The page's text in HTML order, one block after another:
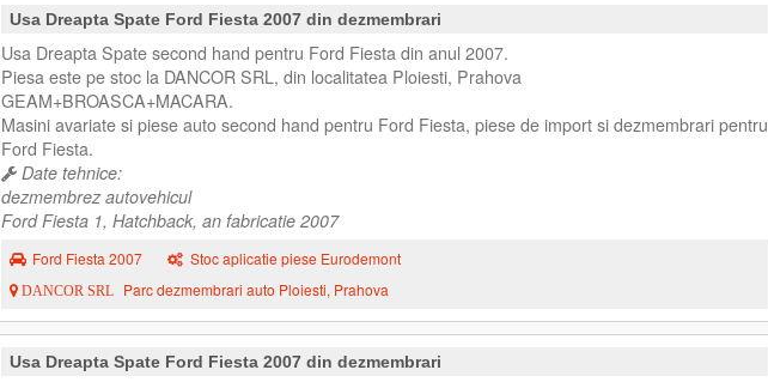
Usa Dreapta Spate Ford Fiesta 2007 din dezmembrari
Usa Dreapta Spate second hand pentru Ford Fiesta din anul 2007.
Piesa este pe stoc la DANCOR SRL, din localitatea Ploiesti, Prahova
GEAM+BROASCA+MACARA.
Masini avariate si piese auto second hand pentru Ford Fiesta, piese de import si dezmembrari pentru
Ford Fiesta.
Date tehnice:
dezmembrez autovehicul
Ford Fiesta 1, Hatchback, an fabricatie 2007
Ford Fiesta 2007 Stoc aplicatie piese Eurodemont
DANCOR SRL Parc dezmembrari auto Ploiesti, Prahova
Usa Dreapta Spate Ford Fiesta 2007 din dezmembrari